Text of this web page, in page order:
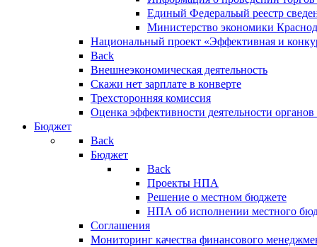
Единый Федеральый реестр
Министерство экономики
Национальный проект «Эффективная и
Back
Внешнеэкономическая деятельность
Скажи нет зарплате в конверте
Трехсторонняя комиссия
Оценка эффективности деятельности
Бюджет
Back
Бюджет
Back
Проекты НПА
Решение о местном бюджете
НПА об исполнении местного
Соглашения
Мониторинг качества финансового